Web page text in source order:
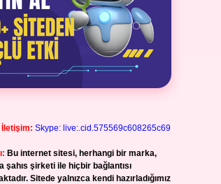
İletişim: Skype: live:.cid.575569c608265c69
Bu internet sitesi, herhangi bir marka,
şahıs şirketi ile hiçbir bağlantısı
Sitede yalnızca kendi hazırladığımız